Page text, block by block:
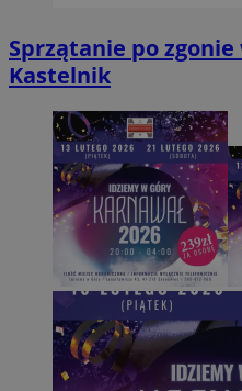
Sprzątanie po zgonie
Kastelnik